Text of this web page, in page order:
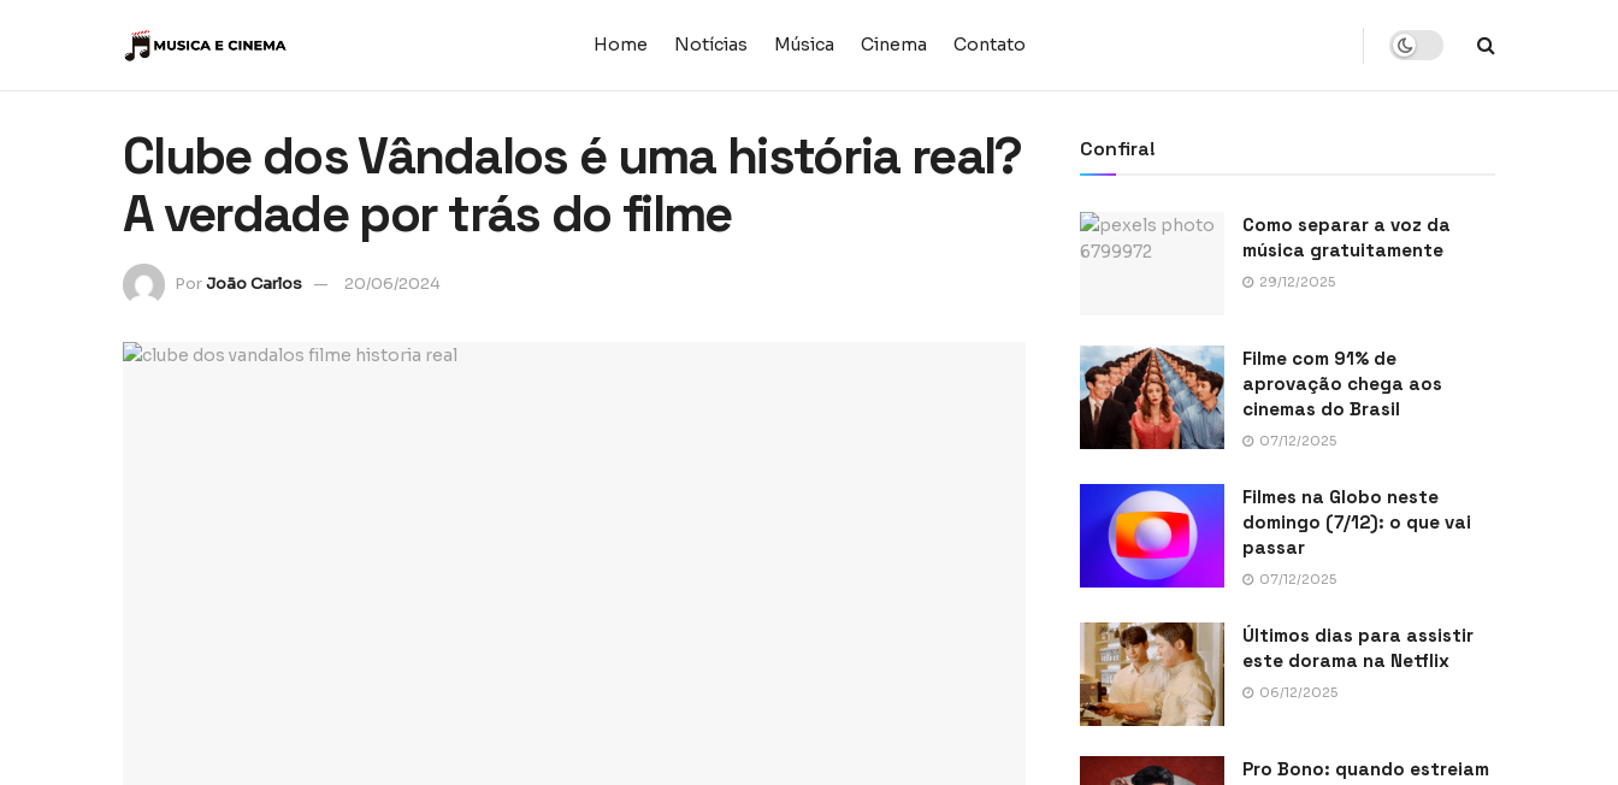
Home Notícias Música Cinema Contato
Clube dos Vândalos é uma história real?
A verdade por trás do filme
PorJoão Carlos 20/06/2024
Confira!
Como separar a voz da
música gratuitamente
29/12/2025
Filme com 91% de
aprovação chega aos
cinemas do Brasil
07/12/2025
Filmes na Globo neste
domingo (7/12): o que vai
passar
07/12/2025
Últimos dias para assistir
este dorama na Netflix
06/12/2025
Pro Bono: quando estreiam